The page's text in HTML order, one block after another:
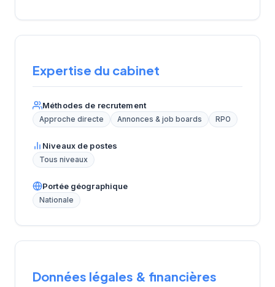
Expertise du cabinet
Méthodes de recrutement
Approche directe Annonces & job boards RPO
Niveaux de postes
Tous niveaux
Portée géographique
Nationale
Données légales & financières